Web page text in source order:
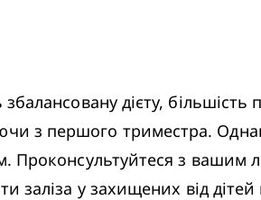
дієту, більшість
з першого триместра.
Проконсультуйтеся з вашим
заліза у захищених від